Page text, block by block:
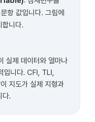
항 값입니다. 그림에
합니다.
실제 데이터와 얼마나
입니다. CFI, TLI,
지도가 실제 지형과
다.